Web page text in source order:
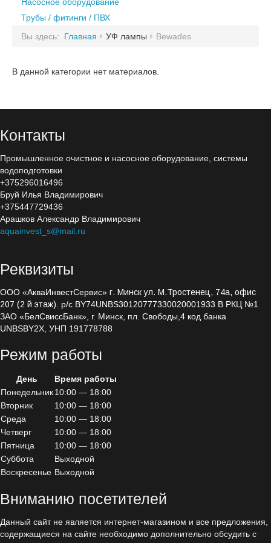
НПО «Кристалл» (uv-systems)
Sterilight
Инекс-Сочи
Philips
Xenozone
Wedeco
УФ-Тех
Millipore
Новотех-ЭКО
НПО-ЭНТ
SBOW
Блеск
Обеззараживание
НПО «Кристалл» (uv-systems)
DELTA-UV, BIO-UV
Philips
Xenozone
Heraeus
Wedeco
УФ-Тех
Millipore
Новотех-ЭКО
MEGA-UV
SBOW
Блок дозирования коагулянта
Блок дозирования альгицида
Комплектующие для дозации
Насосное оборудование
Трубы / фитинги / ПВХ
Вы здесь: Главная УФ лампы Bewades
В данной категории нет материалов.
Контакты
Промышленное очистное и насосное оборудование, системы
водоподготовки
+375296016496
Бруй Илья Владимирович
+375447729436
Арашков Александр Владимирович
aquainvest_s@mail.ru
Реквизиты
ООО «АкваИнвестСервис» г. Минск ул. М.Тростенец, 74а, офис
207 (2 й этаж). р/с BY74UNBS30120777330020001933 В РКЦ №1
ЗАО «БелСвиссБанк», г. Минск, пл. Свободы,4 код банка
UNBSBY2X, УНП 191778788
Режим работы
День
Время работы
Понедельник10:00 — 18:00
Вторник
10:00 — 18:00
Среда
10:00 — 18:00
Четверг
10:00 — 18:00
Пятница
10:00 — 18:00
Суббота
Выходной
Воскресенье Выходной
Вниманию посетителей
Данный сайт не является интернет-магазином и все предложения,
содержащиеся на сайте необходимо дополнительно обсудить с